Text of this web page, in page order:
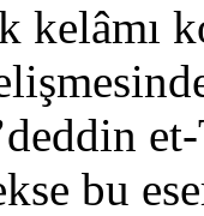
kelâmı
bu